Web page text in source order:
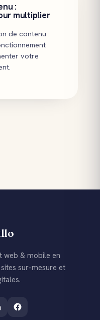
:
multiplier
de contenu :
votre
web & mobile en
sur-mesure et